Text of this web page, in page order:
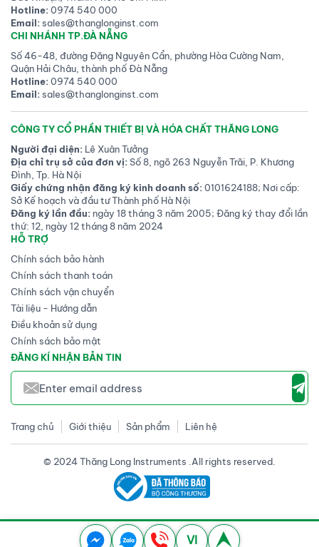
Hotline:0974 540 000
Email:sales@thanglonginst.com
CHI NHÁNH TP.ĐÀ NẴNG
Số 46-48, đường Đặng Nguyên Cẩn, phường Hòa Cường Nam,
Quận Hải Châu, thành phố Đà Nẵng
Hotline:0974 540 000
Email:sales@thanglonginst.com
CÔNG TY CỔ PHẦN THIẾT BỊ VÀ HÓA CHẤT THĂNG LONG
Người đại diện: Lê Xuân Tưởng
Địa chỉ trụ sở của đơn vị:Số 8, ngõ 263 Nguyễn Trãi, P. Khương
Đình, Tp. Hà Nội
Giấy chứng nhận đăng ký kinh doanh số:0101624188; Nơi cấp:
Sở Kế hoạch và đầu tư Thành phố Hà Nội
Đăng ký lần đầu: ngày 18 tháng 3 năm 2005; Đăng ký thay đổi lần
thứ: 12, ngày 12 tháng 8 năm 2024
HỖ TRỢ
Chính sách bảo hành
Chính sách thanh toán
Chính sách vận chuyển
Tài liệu - Hướng dẫn
Điều khoản sử dụng
Chính sách bảo mật
ĐĂNG KÍ NHẬN BẢN TIN
Trang chủ Giới thiệu Sản phẩm Liên hệ
© 2024 Thăng Long Instruments .All rights reserved.
VI